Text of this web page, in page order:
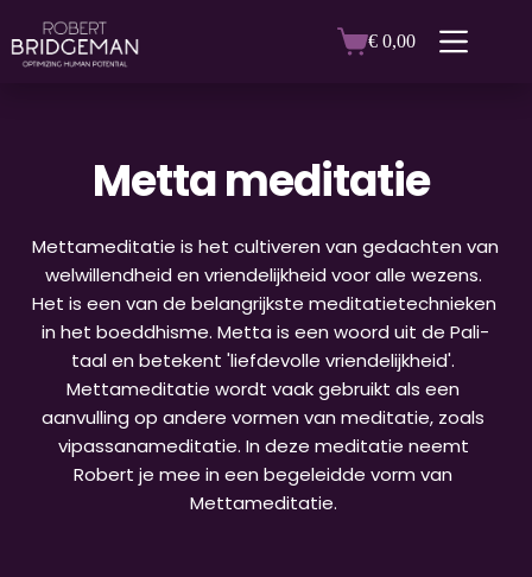
de
inhoud
Winkelwagen
€ 0,00
Metta meditatie
Mettameditatie is het cultiveren van gedachten van
welwillendheid en vriendelijkheid voor alle wezens.
Het is een van de belangrijkste meditatietechnieken
in het boeddhisme. Metta is een woord uit de Pali-
taal en betekent 'liefdevolle vriendelijkheid'.
Mettameditatie wordt vaak gebruikt als een
aanvulling op andere vormen van meditatie, zoals
vipassanameditatie. In deze meditatie neemt
Robert je mee in een begeleidde vorm van
Mettameditatie.